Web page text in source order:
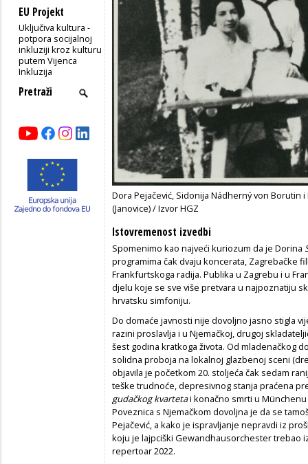
EU Projekt
Uključiva kultura -
potpora socijalnoj
inkluziji kroz kulturu
putem Vijenca
Inkluzija
Dora Pejačević, Sidonija Nádherný von Borutin
(Janovice) / Izvor HGZ
Istovremenost izvedbi
Spomenimo kao najveći kuriozum da je Dorina
programima čak dvaju koncerata, Zagrebačke
Frankfurtskoga radija. Publika u Zagrebu i u
djelu koje se sve više pretvara u najpoznatiju
hrvatsku simfoniju.
Do domaće javnosti nije dovoljno jasno stigla
razini proslavlja i u Njemačkoj, drugoj
šest godina kratkoga života. Od mladenačkog
solidna proboja na lokalnoj glazbenoj sceni
objavila je početkom 20. stoljeća čak sedam
teške trudnoće, depresivnog stanja praćena
gudačkog kvartetai konačno smrti u
Poveznica s Njemačkom dovoljna je da se
Pejačević, a kako je ispravljanje nepravdi iz
koju je lajpciški Gewandhausorchester trebao
repertoar 2022.